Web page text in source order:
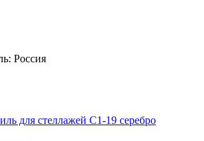
Россия
для стеллажей С1-19 серебро